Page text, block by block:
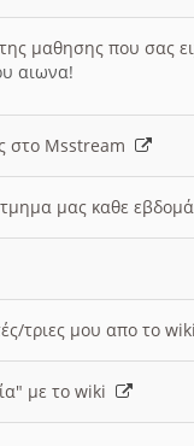
της μαθησης που σας
αιωνα!
στο Msstream
τμημα μας καθε
τριες μου απο το
με το wiki